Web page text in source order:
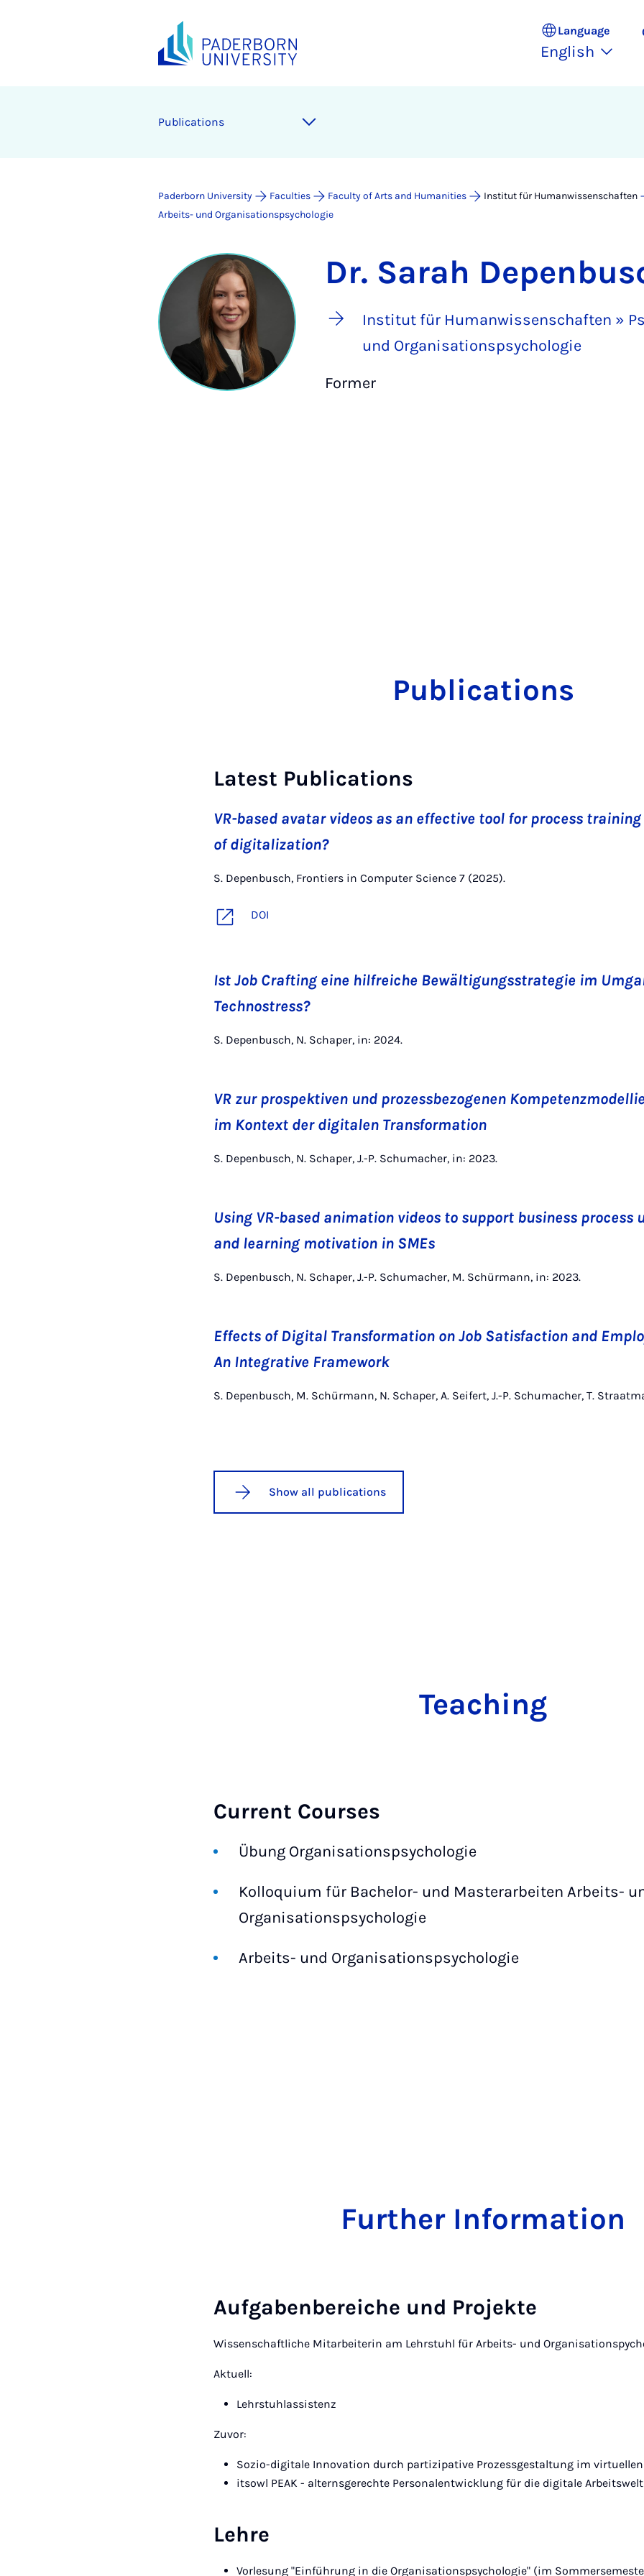
Language
English
Publications
Paderborn University Faculties Faculty of Arts and Humanities
Institut für Humanwissenschaften
Arbeits- und Organisationspsychologie
Dr. Sarah
Institut für Humanwissenschaften »
und Organisationspsychologie
Former
Publications
Latest Publications
VR-based avatar videos as an effective tool for process
of digitalization?
S. Depenbusch, Frontiers in Computer Science 7 (2025).
DOI
Ist Job Crafting eine hilfreiche Bewältigungsstrategie im
Technostress?
S. Depenbusch, N. Schaper, in: 2024.
VR zur prospektiven und prozessbezogenen
im Kontext der digitalen Transformation
S. Depenbusch, N. Schaper, J.-P. Schumacher, in: 2023.
Using VR-based animation videos to support business process
and learning motivation in SMEs
S. Depenbusch, N. Schaper, J.-P. Schumacher, M. Schürmann, in: 2023.
Effects of Digital Transformation on Job Satisfaction and
An Integrative Framework
S. Depenbusch, M. Schürmann, N. Schaper, A. Seifert, J.-P. Schumacher, T.
Show all publications
Teaching
Current Courses
Übung Organisationspsychologie
Kolloquium für Bachelor- und Masterarbeiten Arbeits-
Organisationspsychologie
Arbeits- und Organisationspsychologie
Further Information
Aufgabenbereiche und Projekte
Wissenschaftliche Mitarbeiterin am Lehrstuhl für Arbeits- und
Aktuell:
Lehrstuhlassistenz
Zuvor:
Sozio-digitale Innovation durch partizipative Prozessgestaltung im
itsowl PEAK - alternsgerechte Personalentwicklung für die digitale Arbeitswelt
Lehre
Vorlesung "Einführung in die Organisationspsychologie" (im